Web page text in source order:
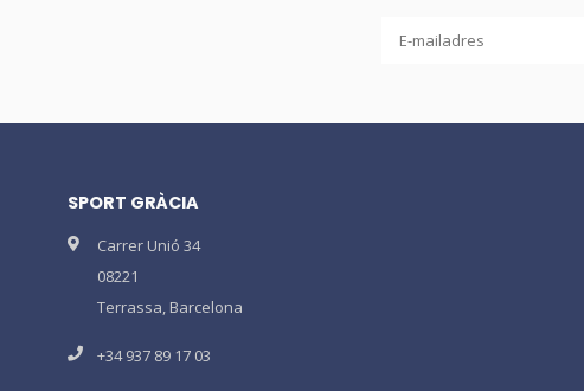
SPORT GRÀCIA
Carrer Unió 34
08221
Terrassa, Barcelona
+34 937 89 17 03